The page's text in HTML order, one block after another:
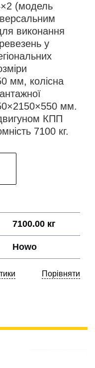
(модель
виконання
у
мм, колісна
мм.
КПП
7100 кг.
7100.00 кг
Howo
Порівняти